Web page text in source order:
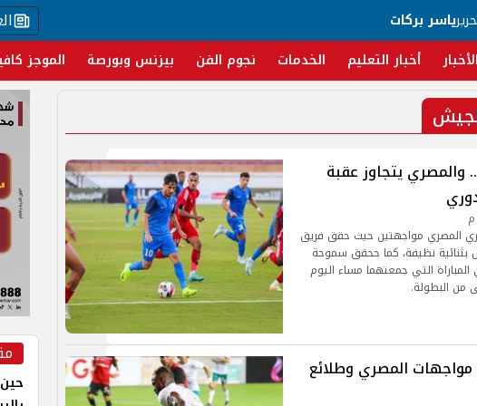
ياسر بركات
الأخبار أخبار التعليم الخدمات نجوم الفن بيزنس وبورصة الموجز
يتجاوز عقبة
المصري مواجهتين حيث حقق فريق
بثنائية نظيفة، كما ححقق سموحة
علي حرس الحدود 3-1 في المباراة التي جمعتهما مساء اليوم
من البطولة.
مواجهات المصري وطلائع